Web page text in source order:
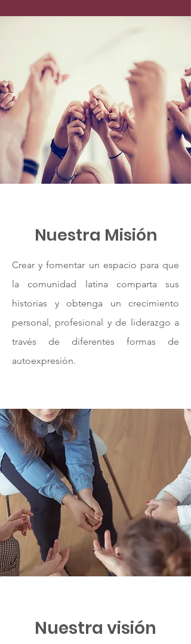
Nuestra Misión
Crear y fomentar un espacio para que
la comunidad latina comparta sus
historias y obtenga un crecimiento
personal, profesional y de liderazgo a
través de diferentes formas de
autoexpresión.
Nuestra visión